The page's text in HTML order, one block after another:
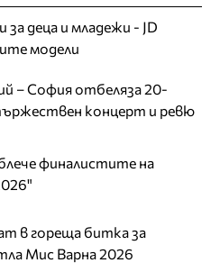
за деца и младежи - JD
модели
– София отбеляза 20-
концерт и ревю
финалистите на
в гореща битка за
Мис Варна 2026